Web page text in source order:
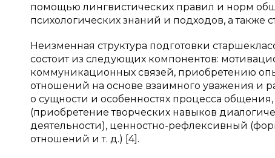
помощью лингвистических правил и норм
психологических знаний и подходов, а также
Неизменная структура подготовки
состоит из следующих компонентов:
коммуникационных связей, приобретению
отношений на основе взаимного уважения и
о сущности и особенностях процесса
(приобретение творческих навыков
деятельности), ценностно-рефлексивный
отношений и т. д.) [4].